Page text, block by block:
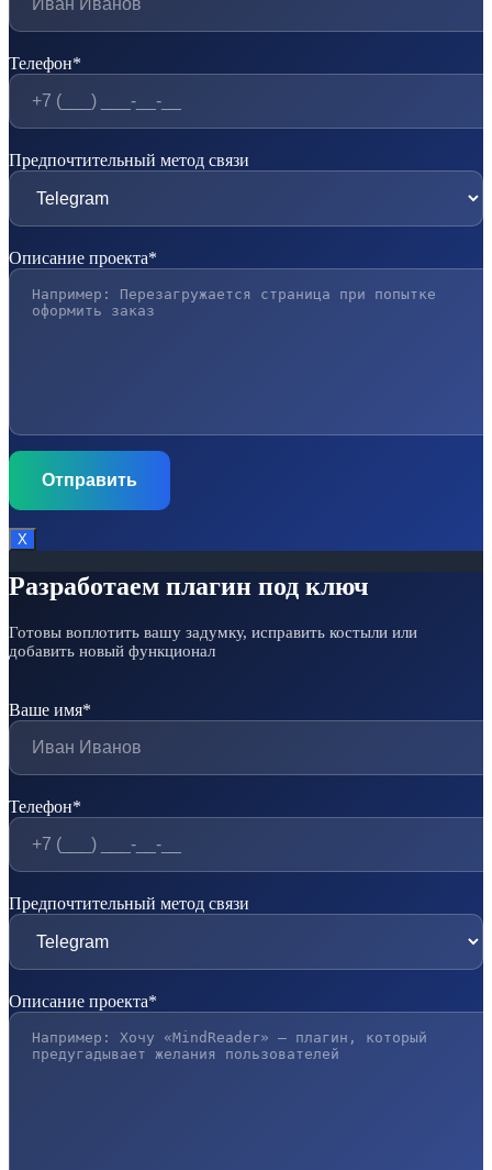
Телефон*
Предпочтительный метод связи
Описание проекта*
Х
Разработаем плагин под ключ
Готовы воплотить вашу задумку, исправить костыли или
добавить новый функционал
Ваше имя*
Телефон*
Предпочтительный метод связи
Описание проекта*